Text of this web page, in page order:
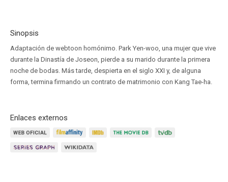
Sinopsis
Adaptación de webtoon homónimo. Park Yen-woo, una mujer que vive
durante la Dinastía de Joseon, pierde a su marido durante la primera
noche de bodas. Más tarde, despierta en el siglo XXI y, de alguna
forma, termina firmando un contrato de matrimonio con Kang Tae-ha.
Enlaces externos